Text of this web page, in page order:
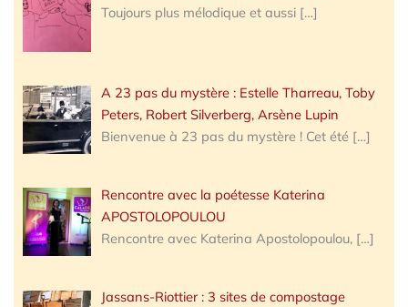
Toujours plus mélodique et aussi […]
A 23 pas du mystère : Estelle Tharreau, Toby
Peters, Robert Silverberg, Arsène Lupin
Bienvenue à 23 pas du mystère ! Cet été […]
Rencontre avec la poétesse Katerina
APOSTOLOPOULOU
Rencontre avec Katerina Apostolopoulou, […]
Jassans-Riottier : 3 sites de compostage